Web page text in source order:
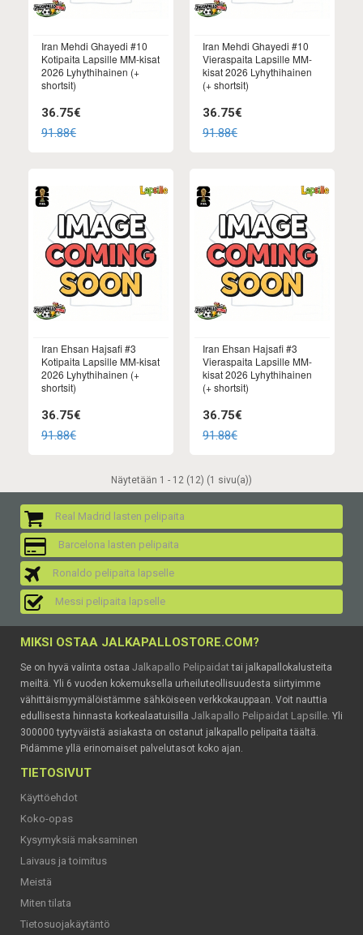
Iran Mehdi Ghayedi #10
Kotipaita Lapsille MM-kisat
2026 Lyhythihainen (+
shortsit)
36.75€
91.88€
Iran Mehdi Ghayedi #10
Vieraspaita Lapsille MM-
kisat 2026 Lyhythihainen
(+ shortsit)
36.75€
91.88€
Iran Ehsan Hajsafi #3
Kotipaita Lapsille MM-kisat
2026 Lyhythihainen (+
shortsit)
36.75€
91.88€
Iran Ehsan Hajsafi #3
Vieraspaita Lapsille MM-
kisat 2026 Lyhythihainen
(+ shortsit)
36.75€
91.88€
Näytetään 1 - 12 (12) (1 sivu(a))
Real Madrid lasten pelipaita
Barcelona lasten pelipaita
Ronaldo pelipaita lapselle
Messi pelipaita lapselle
MIKSI OSTAA JALKAPALLOSTORE.COM?
Se on hyvä valinta ostaa Jalkapallo Pelipaidattai jalkapallokalusteita
meiltä. Yli 6 vuoden kokemuksella urheiluteollisuudesta siirtyimme
vähittäismyymälöistämme sähköiseen verkkokauppaan. Voit nauttia
edullisesta hinnasta korkealaatuisilla Jalkapallo Pelipaidat Lapsille. Yli
300000 tyytyväistä asiakasta on ostanut jalkapallo pelipaita täältä.
Pidämme yllä erinomaiset palvelutasot koko ajan.
TIETOSIVUT
Käyttöehdot
Koko-opas
Kysymyksiä maksaminen
Laivaus ja toimitus
Meistä
Miten tilata
Tietosuojakäytäntö